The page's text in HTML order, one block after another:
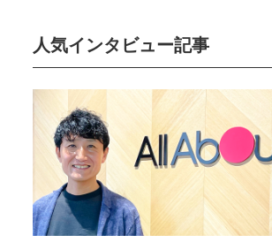
人気インタビュー記事